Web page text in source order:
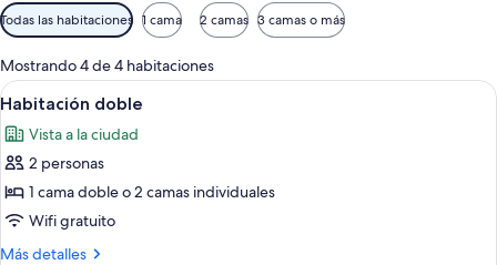
Filtros
disponibles
para
las
habitaciones
Todas las habitaciones 1 cama 2 camas 3 camas o más
Mostrando 4 de 4 habitaciones
Ver
todas
las
fotos
de
Habitación
doble
Caja de seguridad en la habitación y
17
Habitación doble
Vista a la ciudad
2 personas
1 cama doble o 2 camas individuales
Wifi gratuito
Más detalles
Más